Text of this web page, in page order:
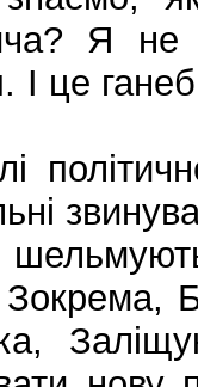
Я
І це
Зокрема,